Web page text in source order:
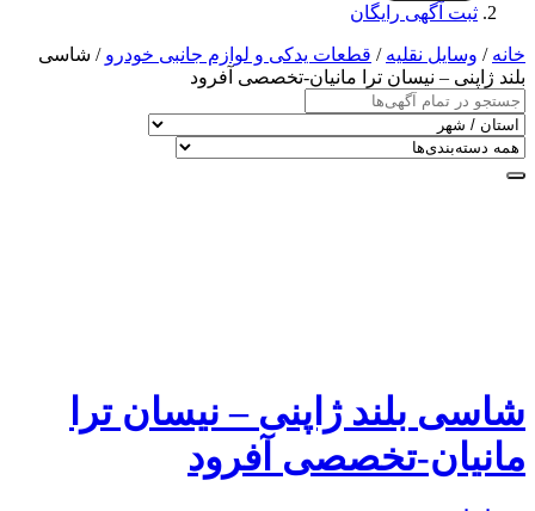
ثبت آگهی رایگان
خانه/ وسایل نقلیه/ قطعات یدکی و لوازم جانبی خودرو/ شاسی
بلند ژاپنی – نیسان ترا مانیان-تخصصی آفرود
شاسی بلند ژاپنی – نیسان ترا
مانیان-تخصصی آفرود